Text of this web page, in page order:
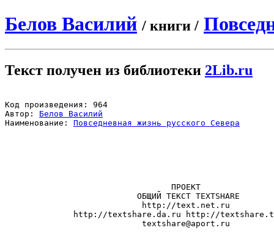
Белов Василий / книги /
Текст получен из библиотеки 2Lib.ru
Код произведения: 964
Автор: Белов Василий
Наименование: Повседневная жизнь русского Севера
                                  ПРОЕКТ
                           ОБЩИЙ ТЕКСТ TEXTSHARE
                            http://text.net.ru
http://textshare.da.ru http://
textshare@aport.ru